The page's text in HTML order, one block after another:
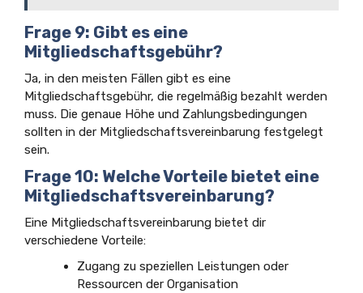
Frage 9: Gibt es eine
Mitgliedschaftsgebühr?
Ja, in den meisten Fällen gibt es eine
Mitgliedschaftsgebühr, die regelmäßig bezahlt werden
muss. Die genaue Höhe und Zahlungsbedingungen
sollten in der Mitgliedschaftsvereinbarung festgelegt
sein.
Frage 10: Welche Vorteile bietet eine
Mitgliedschaftsvereinbarung?
Eine Mitgliedschaftsvereinbarung bietet dir
verschiedene Vorteile:
Zugang zu speziellen Leistungen oder
Ressourcen der Organisation